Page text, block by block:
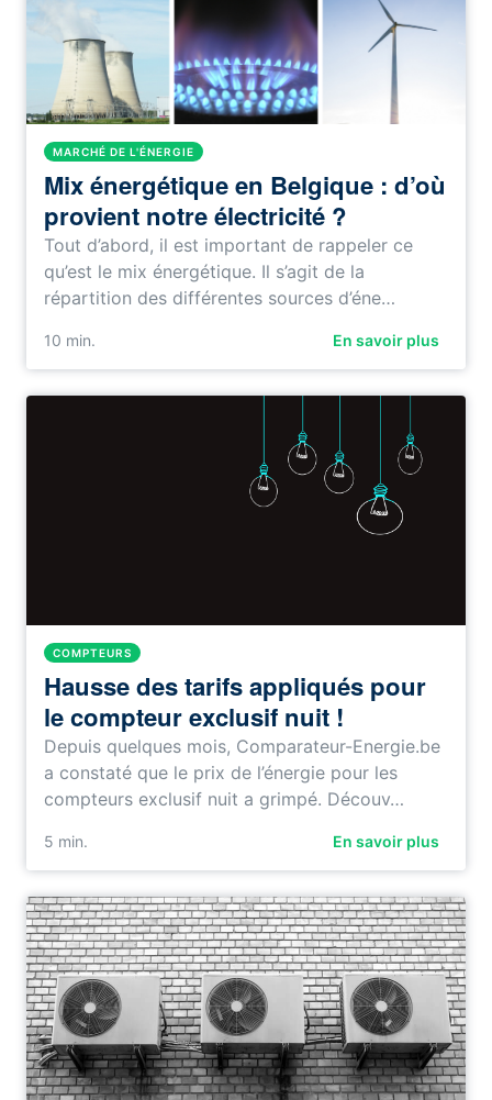
MARCHÉ DE L'ÉNERGIE
Mix énergétique en Belgique : d’où
provient notre électricité ?
Tout d’abord, il est important de rappeler ce
qu’est le mix énergétique. Il s’agit de la
répartition des différentes sources d’éne…
10 min. En savoir plus
COMPTEURS
Hausse des tarifs appliqués pour
le compteur exclusif nuit !
Depuis quelques mois, Comparateur-Energie.be
a constaté que le prix de l’énergie pour les
compteurs exclusif nuit a grimpé. Découv…
5 min. En savoir plus